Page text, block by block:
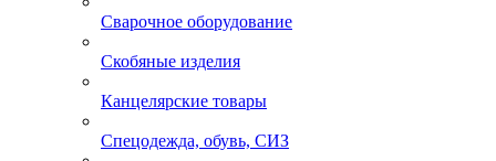
Сварочное оборудование
Скобяные изделия
Канцелярские товары
Спецодежда, обувь, СИЗ